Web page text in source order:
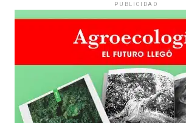
PUBLICIDAD